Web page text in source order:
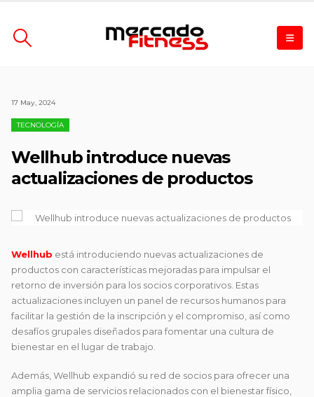
17 May, 2024
TECNOLOGÍA
Wellhub introduce nuevas
actualizaciones de productos
Wellhub está introduciendo nuevas actualizaciones de
productos con características mejoradas para impulsar el
retorno de inversión para los socios corporativos. Estas
actualizaciones incluyen un panel de recursos humanos para
facilitar la gestión de la inscripción y el compromiso, así como
desafíos grupales diseñados para fomentar una cultura de
bienestar en el lugar de trabajo.
Además, Wellhub expandió su red de socios para ofrecer una
amplia gama de servicios relacionados con el bienestar físico,